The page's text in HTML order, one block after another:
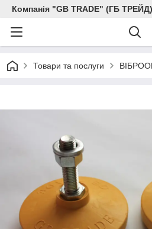
Компанія "GB TRADE" (ГБ ТРЕЙД)
Товари та послуги